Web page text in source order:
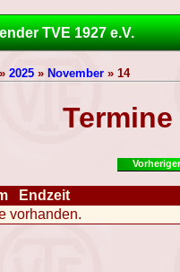
TVE 1927 e.V.
2025 » November » 14
Termine
Endzeit
vorhanden.